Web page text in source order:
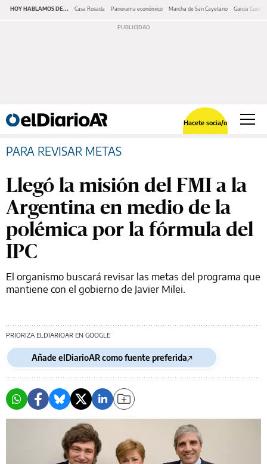
HOY HABLAMOS DE... Casa Rosada Panorama económico Marcha de San Cayetano García Cuerva
Hacete socia/o
PARA REVISAR METAS
Llegó la misión del FMI a la
Argentina en medio de la
polémica por la fórmula del
IPC
El organismo buscará revisar las metas del programa que
mantiene con el gobierno de Javier Milei.
PRIORIZA ELDIARIOAR EN GOOGLE
Añade elDiarioAR como fuente preferida